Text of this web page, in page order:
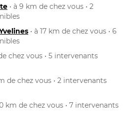
• à 9 km de chez vous • 2
• à 17 km de chez vous • 6
chez vous • 5 intervenants
de chez vous • 2 intervenants
km de chez vous • 7 intervenants